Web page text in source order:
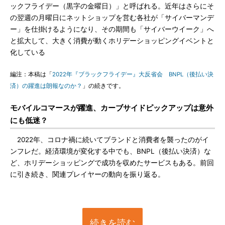
ックフライデー（黒字の金曜日）」と呼ばれる。近年はさらにそ
の翌週の月曜日にネットショップを営む各社が「サイバーマンデ
ー」を仕掛けるようになり、その期間も「サイバーウイーク」へ
と拡大して、大きく消費が動くホリデーショッピングイベントと
化している
編注：本稿は「 2022年『ブラックフライデー』大反省会 BNPL（後払い決
済）の躍進は朗報なのか？ 」の続きです。
モバイルコマースが躍進、カーブサイドピックアップは意外
にも低迷？
2022年、コロナ禍に続いてブランドと消費者を襲ったのがイ
ンフレだ。経済環境が変化する中でも、BNPL（後払い決済）な
ど、ホリデーショッピングで成功を収めたサービスもある。前回
に引き続き、関連プレイヤーの動向を振り返る。
続きを読む